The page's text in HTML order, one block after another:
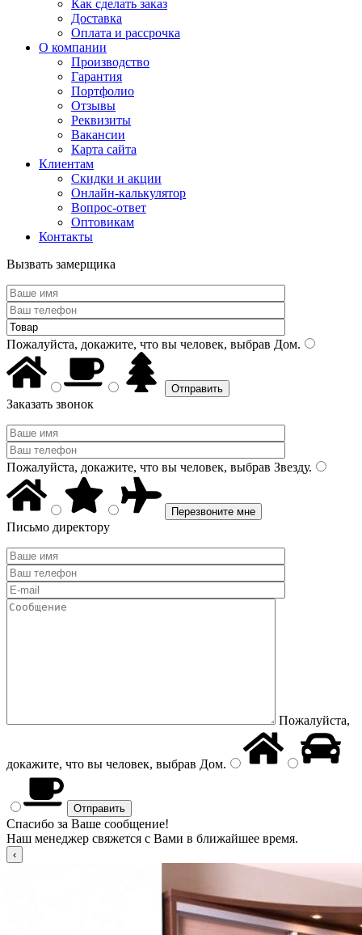
Как сделать заказ
Доставка
Оплата и рассрочка
О компании
Производство
Гарантия
Портфолио
Отзывы
Реквизиты
Вакансии
Карта сайта
Клиентам
Скидки и акции
Онлайн-калькулятор
Вопрос-ответ
Оптовикам
Контакты
Вызвать замерщика
Пожалуйста, докажите, что вы человек, выбрав Дом.
Заказать звонок
Пожалуйста, докажите, что вы человек, выбрав Звезду.
Письмо директору
Пожалуйста,
докажите, что вы человек, выбрав Дом.
Спасибо за Ваше сообщение!
Наш менеджер свяжется с Вами в ближайшее время.